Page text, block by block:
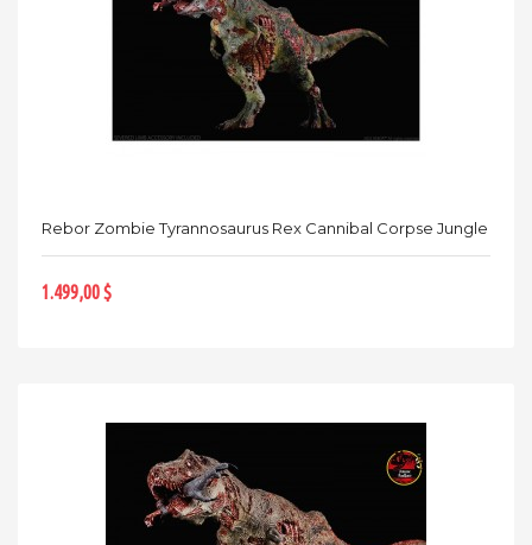
Rebor Zombie Tyrannosaurus Rex Cannibal Corpse Jungle
1.499,00 $